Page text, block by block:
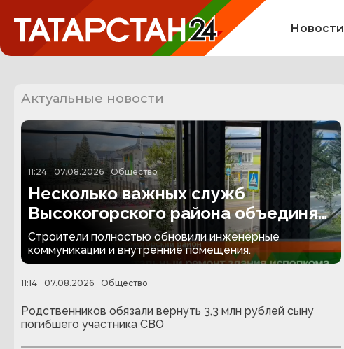
Новости
Актуальные новости
11:24 07.08.2026 Общество
Несколько важных служб
Высокогорского района объединят
в одном здании
Строители полностью обновили инженерные
коммуникации и внутренние помещения.
11:14 07.08.2026 Общество
Родственников обязали вернуть 3,3 млн рублей сыну
погибшего участника СВО